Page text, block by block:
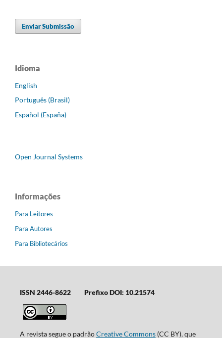
Enviar Submissão
Idioma
English
Português (Brasil)
Español (España)
Open Journal Systems
Informações
Para Leitores
Para Autores
Para Bibliotecários
ISSN 2446-8622 Prefixo DOI: 10.21574
A revista segue o padrãoCreative Commons(CC BY), que